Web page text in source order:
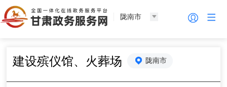
陇南市
建设殡仪馆、火葬场 陇南市